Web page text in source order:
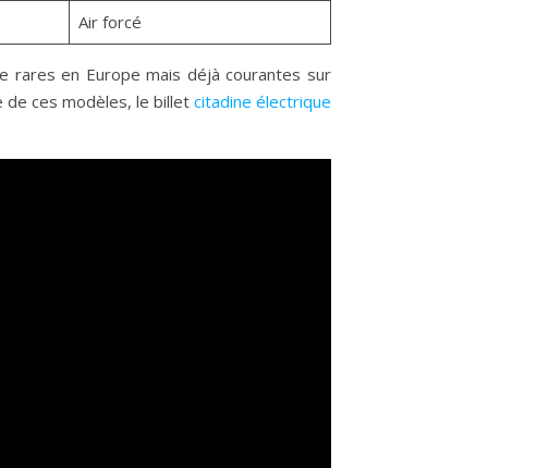
Air forcé
rares en Europe mais déjà courantes sur
de ces modèles, le billet citadine électrique